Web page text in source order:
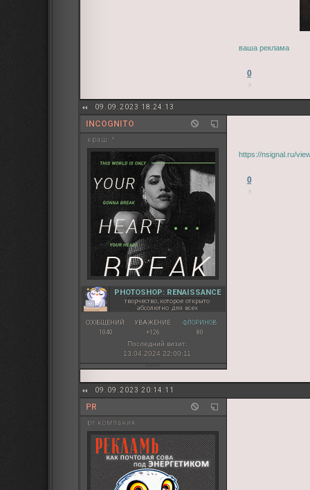
ваша реклама
0
09.09.2023 18:24:13
INCOGNITO
краш :*
PHOTOSHOP: RENAISSANCE
творчество, которое открыто
абсолютно для всех
СООБЩЕНИЙ:
1040
УВАЖЕНИЕ:
+126
ФЛОРИНОВ:
80
Последний визит:
13.04.2024 22:00:11
https://nsignal.ru/
0
09.09.2023 20:14:11
PR
pr компания